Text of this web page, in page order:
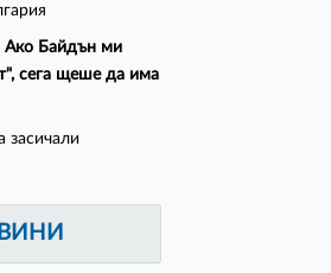
Ако Байдън ми
сега щеше да има
засичали